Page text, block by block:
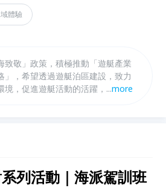
體驗
致敬」政策，積極推動「遊艇產業
」，希望透過遊艇泊區建設，致力
境，促進遊艇活動的活躍，並帶動
...more
列活動｜海派駕訓班